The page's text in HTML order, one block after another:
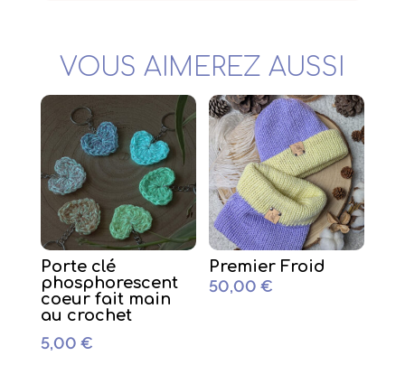
VOUS AIMEREZ AUSSI
Porte clé
phosphorescent
coeur fait main
au crochet
5,00 €
Premier Froid
50,00€